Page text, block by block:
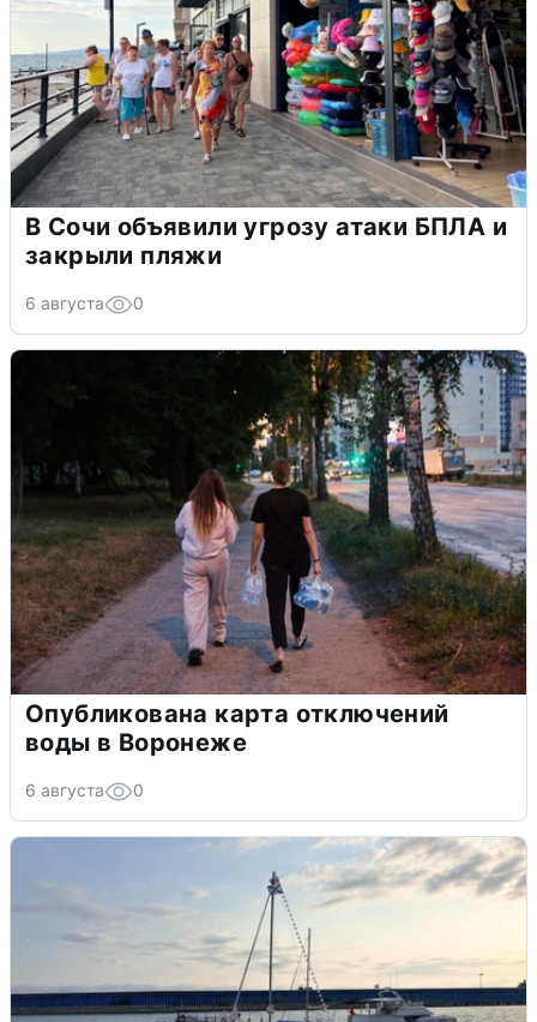
В Сочи объявили угрозу атаки БПЛА и
закрыли пляжи
6 августа 0
Опубликована карта отключений
воды в Воронеже
6 августа 0